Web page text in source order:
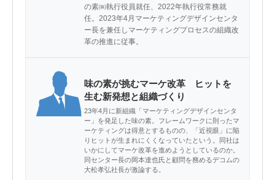
の素㈱執行役員就任、2022年執行役常務就
任。2023年4月マーケティングデザインセンタ
ー長を兼任しマーケティングプロセスの組織改
革の推進に従事。
味の素が挑むマーケ改革 ヒットを
生む新発想と組織づくり
23年4月に新組織「マーケティングデザインセンタ
ー」を発足した味の素。フレームワークに則ったマ
ーケティングは得意とするものの、「近視眼」に陥
りヒットが生まれにくくなっていたという。同社は
いかにしてマーケ改革を進めようとしているのか。
同センター長の岡本達也氏と顧問を務めるデコムの
大松孝弘社長が激論する。